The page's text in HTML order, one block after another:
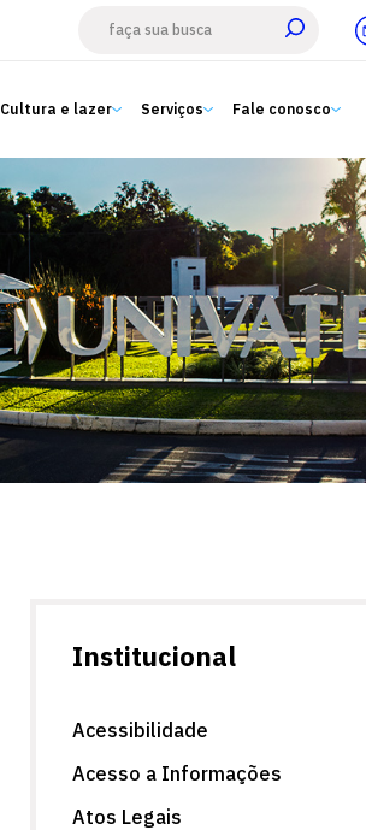
Cultura e lazer Serviços Fale conosco
Estude aqui
Ensino
A Univates
Pesquisa e Inovação
Extensão
Cultura e lazer
Institucional
Acessibilidade
Acesso a Informações
Atos Legais